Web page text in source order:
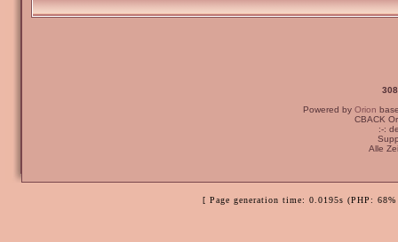
Powered by Orion
CBACK
:-:
Alle
[ Page generation time: 0.0195s (PHP: